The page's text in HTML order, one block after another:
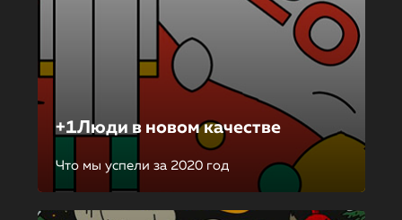
+1Люди в новом качестве
Что мы успели за 2020 год